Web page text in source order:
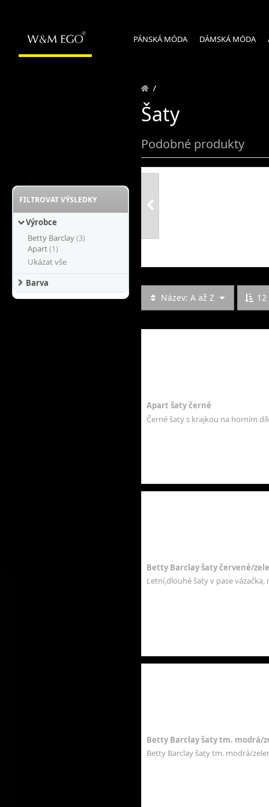
PÁNSKÁ MÓDA DÁMSKÁ MÓDA
FILTROVAT VÝSLEDKY
Výrobce
Betty Barclay(3)
Apart(1)
Ukázat vše
Barva
/
Šaty
Podobné produkty
Název: A až Z 12
Apart šaty černé
Černé šaty s krajkou na horním
Betty Barclay šaty červené/
Letní,dlouhé šaty v pase vázačka,
Betty Barclay šaty tm. modrá/
Betty Barclay šaty tm. modrá/